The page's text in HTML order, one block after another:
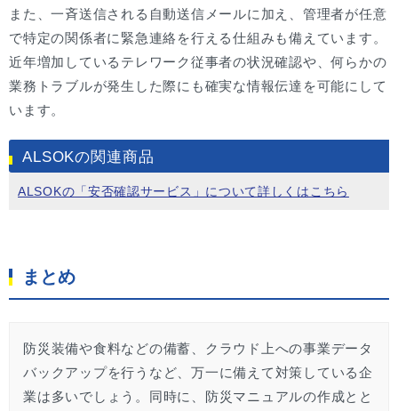
また、一斉送信される自動送信メールに加え、管理者が任意
で特定の関係者に緊急連絡を行える仕組みも備えています。
近年増加しているテレワーク従事者の状況確認や、何らかの
業務トラブルが発生した際にも確実な情報伝達を可能にして
います。
ALSOKの関連商品
ALSOKの「安否確認サービス」について詳しくはこちら
まとめ
防災装備や食料などの備蓄、クラウド上への事業データ
バックアップを行うなど、万一に備えて対策している企
業は多いでしょう。同時に、防災マニュアルの作成とと